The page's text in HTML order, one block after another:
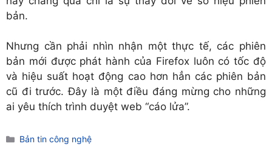
bản.
Nhưng cần phải nhìn nhận một thực tế, các phiên
bản mới được phát hành của Firefox luôn có tốc độ
và hiệu suất hoạt động cao hơn hẳn các phiên bản
cũ đi trước. Đây là một điều đáng mừng cho những
ai yêu thích trình duyệt web “cáo lửa”.
Danh
Bản tin công nghệ